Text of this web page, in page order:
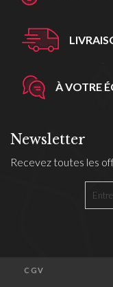
À VOTRE
Newsletter
Recevez toutes les
CGV